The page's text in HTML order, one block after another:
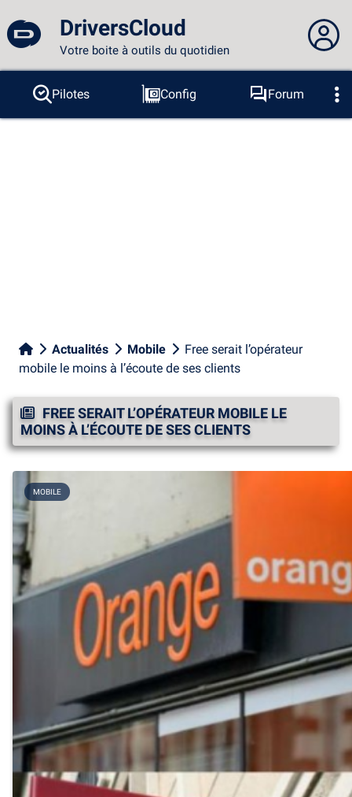
DriversCloud
Votre boite à outils du quotidien
Vous n'êtes pas connecté...
Connexion au site
Pilotes Config
Forum
Sondes
BSOD Outils
Actualités Mobile
Free serait l’opérateur
mobile le moins à l’écoute de ses clients
FREE SERAIT L’OPÉRATEUR MOBILE LE
MOINS À L’ÉCOUTE DE SES CLIENTS
MOBILE